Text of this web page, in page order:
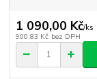
1 090,00 Kč/ks
900,83 Kč bez DPH